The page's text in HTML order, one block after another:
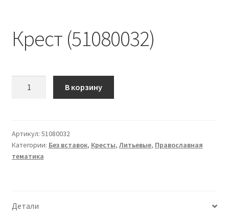
Крест (51080032)
В корзину
Артикул: 51080032
Категории: Без вставок, Кресты, Литьевые, Православная
тематика
Детали